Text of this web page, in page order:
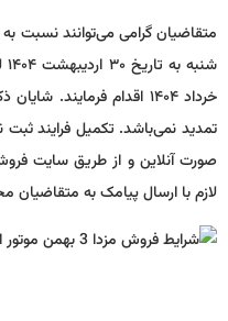
متقاضیان گرامی می‌توانند نسبت به
خرداد ۱۴۰۴ اقدام فرمایند.
تمدید نمی‌باشد. تکمیل فرایند ثبت
صورت آنلاین و از طریق سایت فروش
لازم با ارسال پیامک به متقاضیان